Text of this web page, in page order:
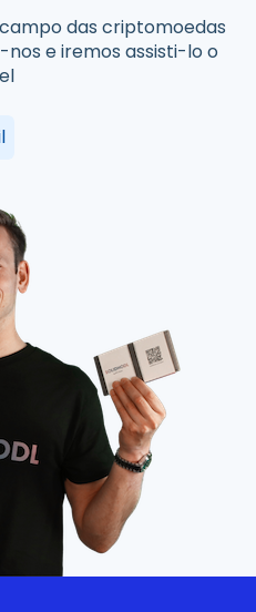
das criptomoedas
e iremos assisti-lo o